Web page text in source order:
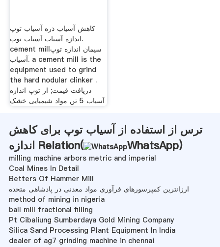
کاهش آسیاب ذره آسیاب توپ
اندازه آسیاب آسیاب توپ.
cement millسیمان اندازه توپ
آسیاب. a cement mill is the
equipment used to grind
the hard nodular clinker .
دریافت قیمت; از توپ اندازه
آسیاب 5 تن مواد شیمیایی خشک
ترس از استفاده از آسیاب توپ برای کاهش
اندازه Relation(
WhatsApp)
milling machine arbors metric and imperial
Coal Mines In Detail
Betters Of Hammer Mill
ارزانترین کمپرسورهای فرآوری مواد معدنی در پادشاهی متحده
method of mining in nigeria
ball mill fractional filling
Pt Cibaliung Sumberdaya Gold Mining Company
Silica Sand Processing Plant Equipment In India
dealer of ag7 grinding machine in chennai